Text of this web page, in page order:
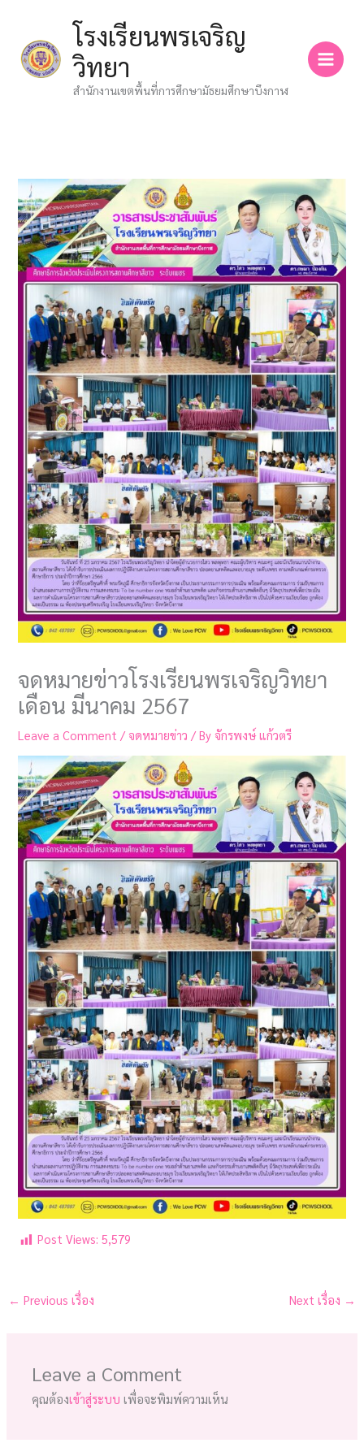
content
โรงเรียนพรเจริญ
วิทยา
สำนักงานเขตพื้นที่การศึกษามัธยมศึกษาบึงกาฬ
จดหมายข่าวโรงเรียนพรเจริญวิทยา
เดือน มีนาคม 2567
Leave a Comment / จดหมายข่าว / By จักรพงษ์ แก้วตรี
Post Views: 5,579
← Previous เรื่อง Next เรื่อง →
Leave a Comment
คุณต้องเข้าสู่ระบบ เพื่อจะพิมพ์ความเห็น